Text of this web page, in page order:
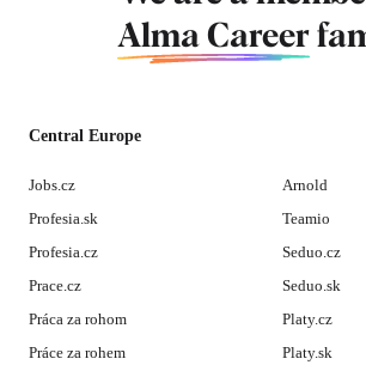
Alma Career
Central Europe
Jobs.cz
Profesia.sk
Profesia.cz
Prace.cz
Práca za rohom
Práce za rohem
Arnold
Teamio
Seduo.cz
Seduo.sk
Platy.cz
Platy.sk